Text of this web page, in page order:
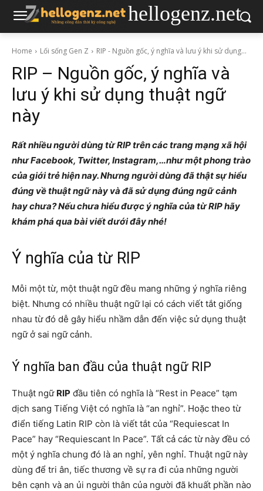
hellogenz.net
Home Lối sống Gen Z RIP - Nguồn gốc, ý nghĩa và lưu ý khi sử dụng...
RIP – Nguồn gốc, ý nghĩa và
lưu ý khi sử dụng thuật ngữ
này
Rất nhiều người dùng từ RIP trên các trang mạng xã hội
như Facebook, Twitter, Instagram,…như một phong trào
của giới trẻ hiện nay. Nhưng người dùng đã thật sự hiểu
đúng về thuật ngữ này và đã sử dụng đúng ngữ cảnh
hay chưa? Nếu chưa hiểu được ý nghĩa của từ RIP hãy
khám phá qua bài viết dưới đây nhé!
Ý nghĩa của từ RIP
Mỗi một từ, một thuật ngữ đều mang những ý nghĩa riêng
biệt. Nhưng có nhiều thuật ngữ lại có cách viết tắt giống
nhau từ đó dễ gây hiểu nhầm dẫn đến việc sử dụng thuật
ngữ ở sai ngữ cảnh.
Ý nghĩa ban đầu của thuật ngữ RIP
Thuật ngữ RIP đầu tiên có nghĩa là “Rest in Peace” tạm
dịch sang Tiếng Việt có nghĩa là “an nghỉ”. Hoặc theo từ
điển tiếng Latin RIP còn là viết tắt của “Requiescat In
Pace” hay “Requiescant In Pace”. Tất cả các từ này đều có
một ý nghĩa chung đó là an nghỉ, yên nghỉ. Thuật ngữ này
dùng để tri ân, tiếc thương về sự ra đi của những người
bên cạnh và an ủi người thân của người đã khuất phần nào